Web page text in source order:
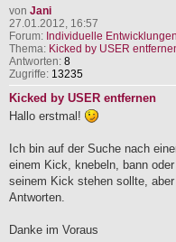
von Jani
27.01.2012, 16:57
Forum: Individuelle
Thema: Kicked by USER
Antworten: 8
Zugriffe: 13235
Kicked by USER entfernen
Hallo erstmal!
Ich bin auf der Suche nach
einem Kick, knebeln, bann
seinem Kick stehen sollte,
Antworten.
Danke im Voraus